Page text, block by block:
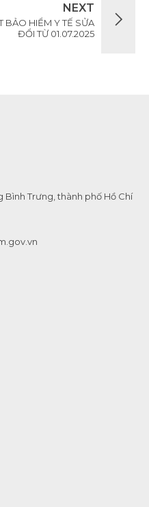
NEXT
BẢO HIỂM Y TẾ SỬA
ĐỔI TỪ 01.07.2025
Bình Trưng, thành phố Hồ Chí